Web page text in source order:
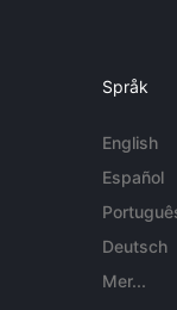
Språk
English
Español
Deutsch
Mer...